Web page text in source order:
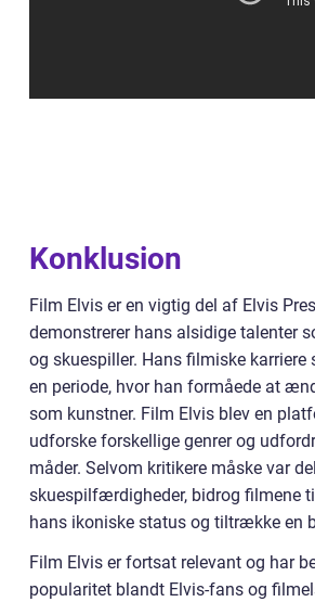
Konklusion
Film Elvis er en vigtig del af Elvis
demonstrerer hans alsidige talenter
og skuespiller. Hans filmiske
en periode, hvor han formåede at
som kunstner. Film Elvis blev en
udforske forskellige genrer og
måder. Selvom kritikere måske var
skuespilfærdigheder, bidrog filmene
hans ikoniske status og tiltrække en
Film Elvis er fortsat relevant og har
popularitet blandt Elvis-fans og